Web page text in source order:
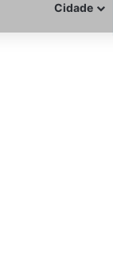
Cidade